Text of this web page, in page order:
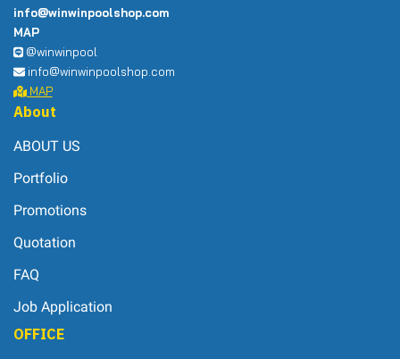
info@winwinpoolshop.com
MAP
@winwinpool
info@winwinpoolshop.com
MAP
About
ABOUT US
Portfolio
Promotions
Quotation
FAQ
Job Application
OFFICE